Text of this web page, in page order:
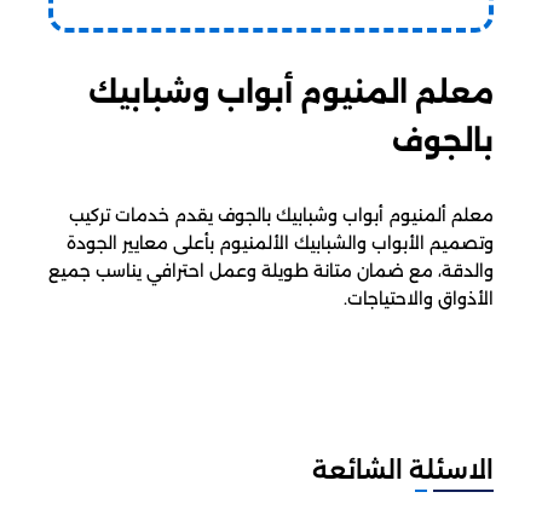
معلم المنيوم أبواب وشبابيك
بالجوف
معلم ألمنيوم أبواب وشبابيك بالجوف يقدم خدمات تركيب
وتصميم الأبواب والشبابيك الألمنيوم بأعلى معايير الجودة
والدقة، مع ضمان متانة طويلة وعمل احترافي يناسب جميع
الأذواق والاحتياجات.
الاسئلة الشائعة